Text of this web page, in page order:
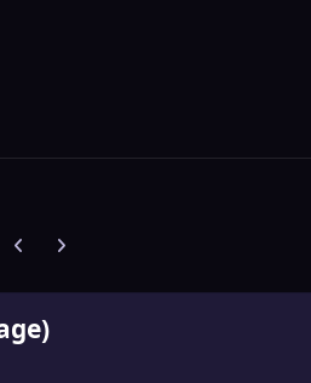
Diapositive précédente
Diapositive suivante